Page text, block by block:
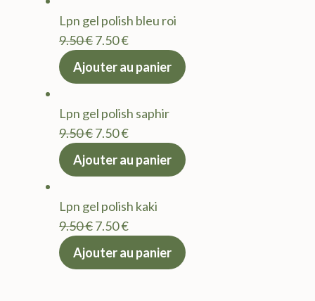
9.50 €.7.50 €.
Lpn gel polish bleu roi
9.50€Le
prix
9.50 €.
7.50€Le
actuel
7.50 €.
Ajouter au panier
Lpn gel polish saphir
9.50€Le
prix
9.50 €.
7.50€Le
actuel
7.50 €.
Ajouter au panier
Lpn gel polish kaki
9.50€Le
prix
7.50€Le
actuel
Ajouter au panier